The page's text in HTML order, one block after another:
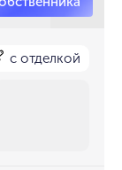
с отделкой